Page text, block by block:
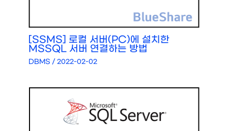
[SSMS] 로컬 서버(PC)에 설치한
MSSQL 서버 연결하는 방법
DBMS /2022-02-02